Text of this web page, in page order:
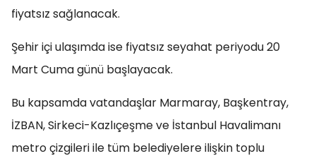
fiyatsız sağlanacak.
Şehir içi ulaşımda ise fiyatsız seyahat periyodu 20
Mart Cuma günü başlayacak.
Bu kapsamda vatandaşlar Marmaray, Başkentray,
İZBAN, Sirkeci-Kazlıçeşme ve İstanbul Havalimanı
metro çizgileri ile tüm belediyelere ilişkin toplu